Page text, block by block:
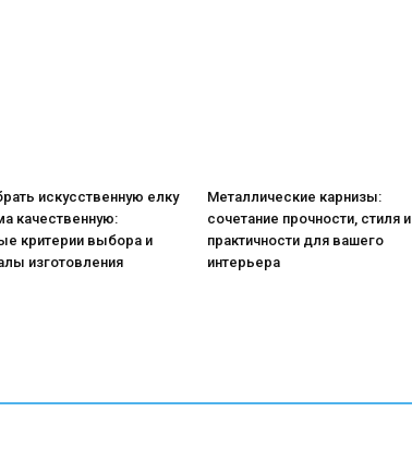
искусственную елку
качественную:
критерии выбора и
изготовления
Металлические карнизы:
сочетание прочности, стиля и
практичности для вашего
интерьера